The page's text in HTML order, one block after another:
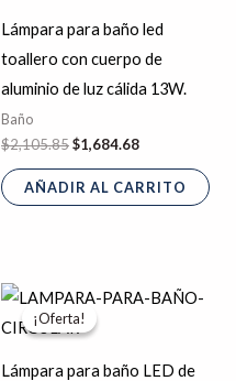
Lámpara para baño led
toallero con cuerpo de
aluminio de luz cálida 13W.
Baño
$2,105.85
$2,105.85.
$1,684.68
$1,684.68.
AÑADIR AL CARRITO
¡Oferta!
¡Oferta!
Lámpara para baño LED de
El
precio
original
$1,244.77.
El
precio
$995.82.